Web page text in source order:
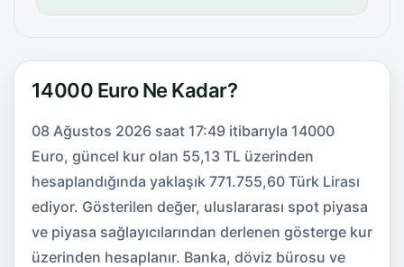
14000 Euro Ne Kadar?
08 Ağustos 2026 saat 17:49 itibarıyla 14000
Euro, güncel kur olan 55,13 TL üzerinden
hesaplandığında yaklaşık 771.755,60 Türk Lirası
ediyor. Gösterilen değer, uluslararası spot piyasa
ve piyasa sağlayıcılarından derlenen gösterge kur
üzerinden hesaplanır. Banka, döviz bürosu ve